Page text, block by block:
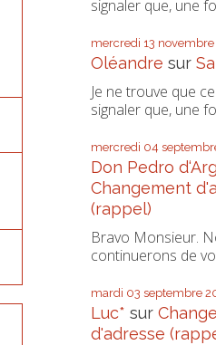
signaler que, une
mercredi 13 novembre
Oléandre sur
Je ne trouve que
signaler que, une
mercredi 04
Don Pedro
Changement
(rappel)
Bravo Monsieur.
continuerons de
mardi 03 septembre
Luc* sur
d'adresse